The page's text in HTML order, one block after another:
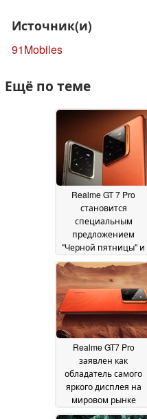
Источник(и)
91Mobiles
Ещё по теме
Realme GT 7 Pro
становится
специальным
предложением
"Черной пятницы" и
выходит в продажу в
2024 году27 November
2024
Realme GT7 Pro
заявлен как
обладатель самого
яркого дисплея на
мировом рынке
смартфонов20